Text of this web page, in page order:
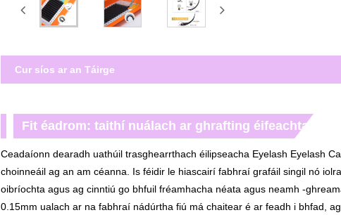
Cur síos ar an Táirge
Fit éadrom: taithí nuálach ar ghrafting éifeachtach
Ceadaíonn dearadh uathúil trasghearrthach éilipseacha Eyelash Eyelash
choinneáil ag an am céanna. Is féidir le hiascairí fabhraí grafáil singil nó
oibríochta agus ag cinntiú go bhfuil fréamhacha néata agus neamh -
0.15mm ualach ar na fabhraí nádúrtha fiú má chaitear é ar feadh i bhfad,